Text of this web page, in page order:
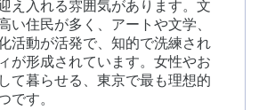
え入れる雰囲気があります。文
い住民が多く、アートや文学、
活動が活発で、知的で洗練され
が形成されています。女性やお
て暮らせる、東京で最も理想的
です。